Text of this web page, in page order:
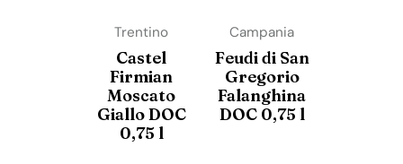
Trentino
Castel
Firmian
Moscato
Giallo DOC
0,75 l
Campania
Feudi di San
Gregorio
Falanghina
DOC 0,75 l